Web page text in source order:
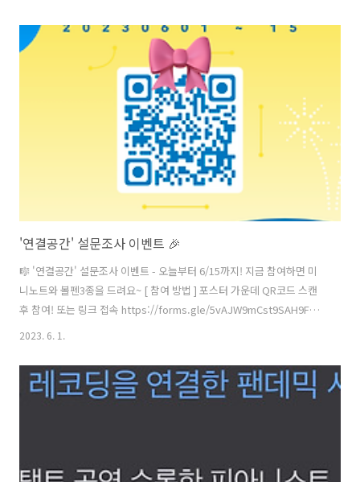
'연결공간' 설문조사 이벤트 🎉
🎼 '연결공간' 설문조사 이벤트 - 오늘부터 6/15까지! 지금 참여하면 미
니노트와 볼펜3종을 드려요~ [ 참여 방법 ] 포스터 가운데 QR코드 스캔
후 참여! 또는 링크 접속 https://forms.gle/5vAJW9mCst9SAH9F7 #
피아니스트문용 #연결공간 #설문조사 #이벤트 #선물
2023. 6. 1.